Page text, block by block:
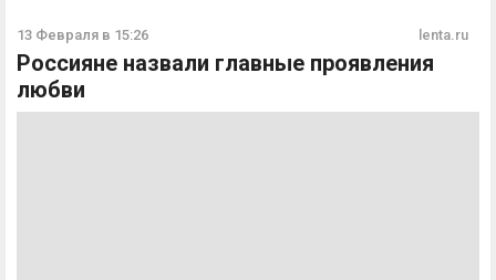
13 Февраля в 15:26 lenta.ru
Россияне назвали главные проявления
любви